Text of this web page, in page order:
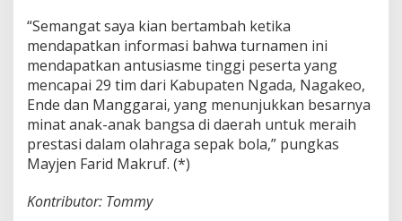
“Semangat saya kian bertambah ketika
mendapatkan informasi bahwa turnamen ini
mendapatkan antusiasme tinggi peserta yang
mencapai 29 tim dari Kabupaten Ngada, Nagakeo,
Ende dan Manggarai, yang menunjukkan besarnya
minat anak-anak bangsa di daerah untuk meraih
prestasi dalam olahraga sepak bola,” pungkas
Mayjen Farid Makruf. (*)
Kontributor: Tommy